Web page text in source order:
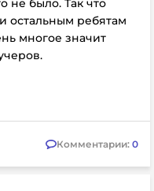
не было. Так что
остальным ребятам
многое значит
Комментарии: 0